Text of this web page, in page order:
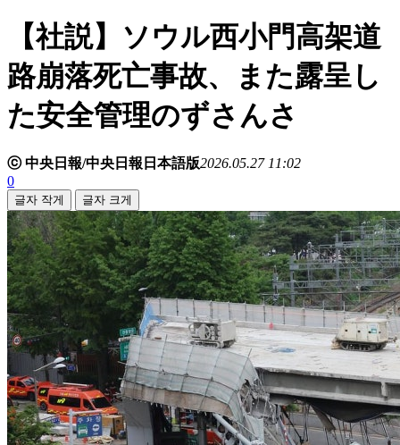
【社説】ソウル西小門高架道
路崩落死亡事故、また露呈し
た安全管理のずさんさ
ⓒ 中央日報/中央日報日本語版2026.05.27 11:02
0
글자 작게 글자 크게